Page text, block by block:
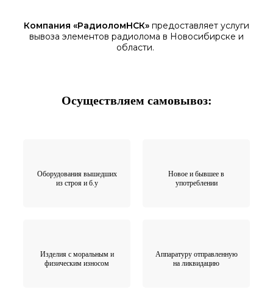
Компания «РадиоломНСК» предоставляет услуги
вывоза элементов радиолома в Новосибирске и
области.
Осуществляем самовывоз:
Оборудования вышедших
из строя и б.у
Новое и бывшее в
употреблении
Изделия с моральным и
физическим износом
Аппаратуру отправленную
на ликвидацию